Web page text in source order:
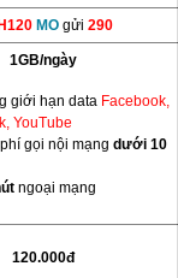
MOgửi 290
1GB/ngày
giới hạn data Facebook,
YouTube
gọi nội mạng dưới 10
ngoại mạng
120.000đ